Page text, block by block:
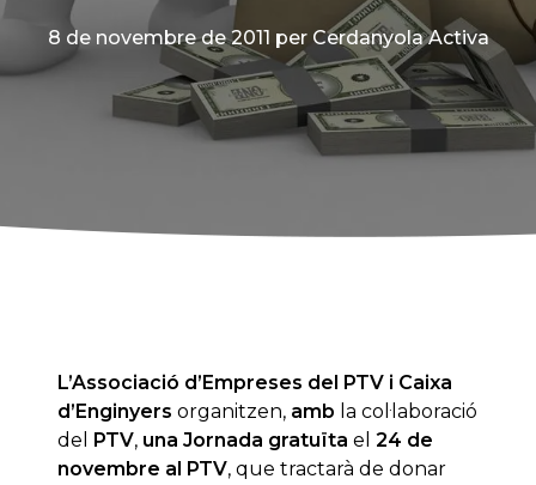
8 de novembre de 2011 per Cerdanyola Activa
L’Associació d’Empreses del PTV i Caixa
d’Enginyers organitzen, amb la col·laboració
del PTV, una Jornada gratuïta el 24 de
novembre al PTV, que tractarà de donar